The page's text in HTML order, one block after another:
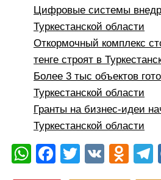
Цифровые системы
Туркестанской области
Откормочный комплекс
тенге строят в
Более 3 тыс объектов
Туркестанской области
Гранты на бизнес-идеи
Туркестанской области
W F
T
V
O